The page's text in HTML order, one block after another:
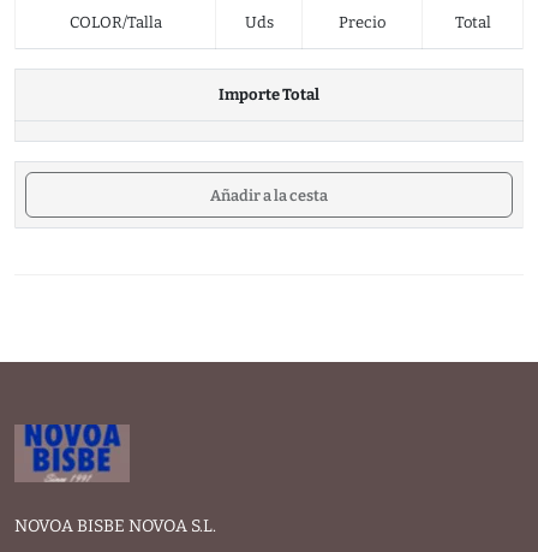
COLOR/Talla Uds Precio Total
Importe Total
Añadir a la cesta
NOVOA BISBE NOVOA S.L.